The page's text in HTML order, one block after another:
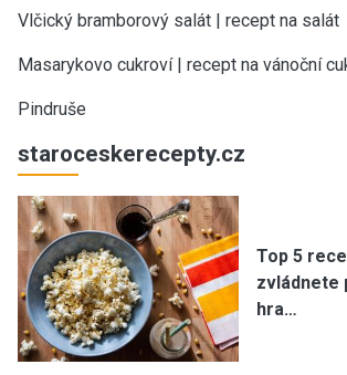
Vlčický bramborový salát | recept na salát
Masarykovo cukroví | recept na vánoční
Pindruše
staroceskerecepty.cz
Top 5
zvládnete
hra…